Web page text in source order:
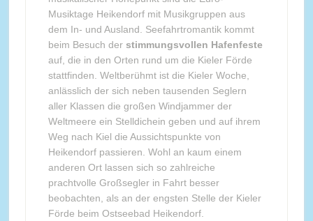
Musiktage Heikendorf mit Musikgruppen aus
dem In- und Ausland. Seefahrtromantik kommt
beim Besuch der stimmungsvollen Hafenfeste
auf, die in den Orten rund um die Kieler Förde
stattfinden. Weltberühmt ist die Kieler Woche,
anlässlich der sich neben tausenden Seglern
aller Klassen die großen Windjammer der
Weltmeere ein Stelldichein geben und auf ihrem
Weg nach Kiel die Aussichtspunkte von
Heikendorf passieren. Wohl an kaum einem
anderen Ort lassen sich so zahlreiche
prachtvolle Großsegler in Fahrt besser
beobachten, als an der engsten Stelle der Kieler
Förde beim Ostseebad Heikendorf.